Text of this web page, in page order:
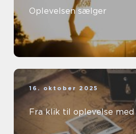
Oplevelsen sælger
16. oktober 2025
Fra klik til oplevelse